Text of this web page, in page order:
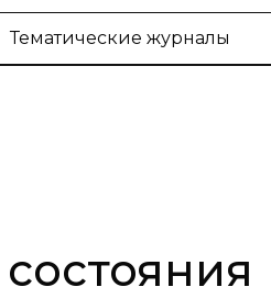
Тематические журналы